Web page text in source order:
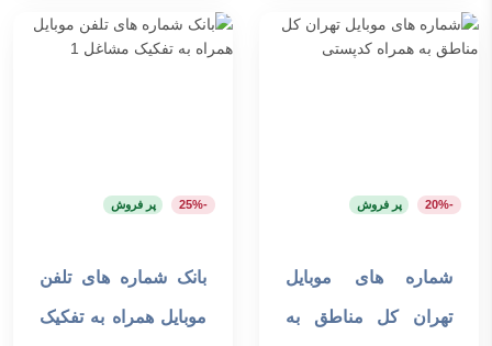
-20% پر فروش
افزودن به سبد خرید
شماره های موبایل
تهران کل مناطق به
-25% پر فروش
افزودن به سبد خرید
بانک شماره های تلفن
موبایل همراه به تفکیک